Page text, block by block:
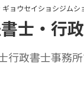
ョウセイショシジムシ
士・行
行政書士事務